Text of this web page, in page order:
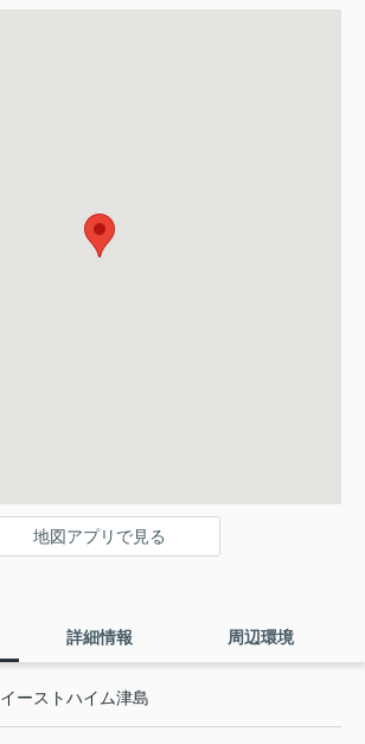
地図アプリで見る
詳細情報 周辺環境
イーストハイム津島